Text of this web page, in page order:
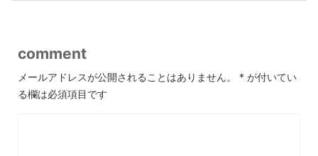
comment
メールアドレスが公開されることはありません。 * が付いてい
る欄は必須項目です